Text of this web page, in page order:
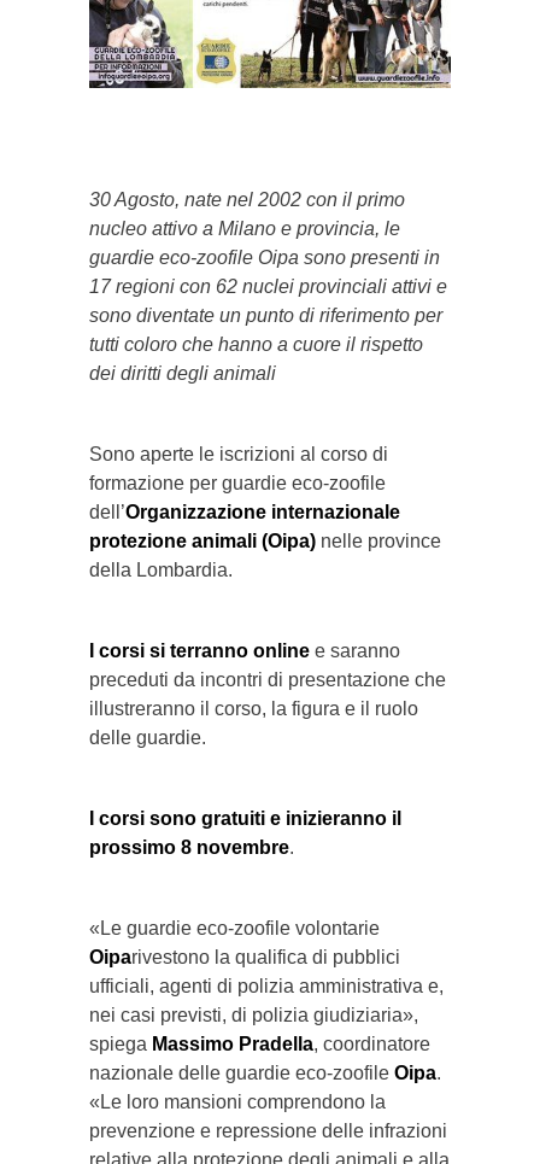
30 Agosto, nate nel 2002 con il primo
nucleo attivo a Milano e provincia, le
guardie eco-zoofile Oipa sono presenti in
17 regioni con 62 nuclei provinciali attivi e
sono diventate un punto di riferimento per
tutti coloro che hanno a cuore il rispetto
dei diritti degli animali
Sono aperte le iscrizioni al corso di
formazione per guardie eco-zoofile
dell’Organizzazione internazionale
protezione animali (Oipa) nelle province
della Lombardia.
I corsi si terranno online e saranno
preceduti da incontri di presentazione che
illustreranno il corso, la figura e il ruolo
delle guardie.
I corsi sono gratuiti e inizieranno il
prossimo 8 novembre.
«Le guardie eco-zoofile volontarie
Oiparivestono la qualifica di pubblici
ufficiali, agenti di polizia amministrativa e,
nei casi previsti, di polizia giudiziaria»,
spiega Massimo Pradella, coordinatore
nazionale delle guardie eco-zoofile Oipa.
«Le loro mansioni comprendono la
prevenzione e repressione delle infrazioni